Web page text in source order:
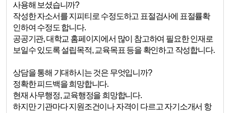
사용해 보셨습니까?
작성한 자소서를 지피티로 수정도하고 표절검사에 표절률확
인하여 수정도 합니다.
공공기관, 대학교 홈페이지에서 많이 참고하여 필요한 인재로
보일수 있도록 설립목적, 교육목표 등을 확인하고 작성합니다.
상담을 통해 기대하시는 것은 무엇입니까?
정확한 피드백을 희망합니다.
현재 사무행정, 교육행정을 희망합니다.
하지만 기관마다 지원조건이나 자격이 다르고 자기소개서 항